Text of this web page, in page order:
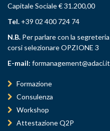
Capitale Sociale € 31.200,00
Tel. +39 02 400 724 74
N.B. Per parlare con la segreteria
corsi selezionare OPZIONE 3
E-mail: formanagement@adaci.it
Formazione
Consulenza
Workshop
Attestazione Q2P